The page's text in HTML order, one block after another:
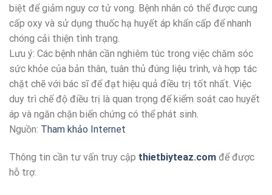
biệt để giảm nguy cơ tử vong. Bệnh nhân có thể được cung
cấp oxy và sử dụng thuốc hạ huyết áp khẩn cấp để nhanh
chóng cải thiện tình trạng.
Lưu ý: Các bệnh nhân cần nghiêm túc trong việc chăm sóc
sức khỏe của bản thân, tuân thủ đúng liệu trình, và hợp tác
chặt chẽ với bác sĩ để đạt hiệu quả điều trị tốt nhất. Việc
duy trì chế độ điều trị là quan trọng để kiểm soát cao huyết
áp và ngăn chặn biến chứng có thể phát sinh.
Nguồn: Tham khảo Internet
Thông tin cần tư vấn truy cập thietbiyteaz.com để được
hỗ trợ.